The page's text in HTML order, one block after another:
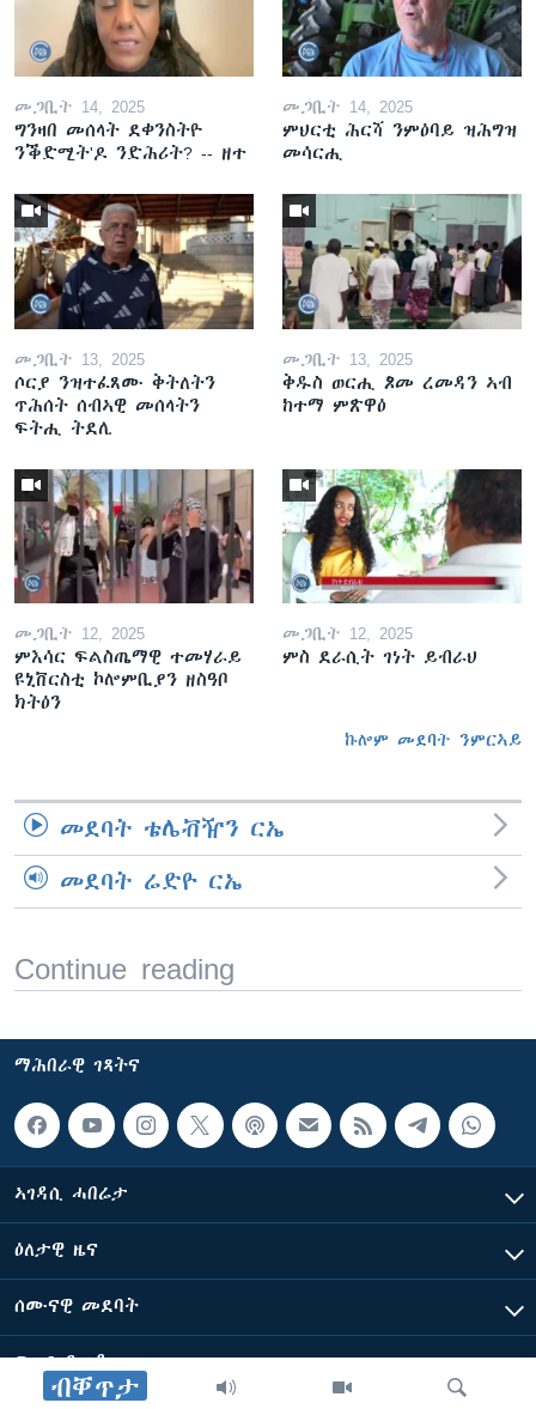
ብቐጥታ
መጋቢት 14, 2025
ግንዛበ መሰላት ደቀንስትዮ
ንቕድሚት'ዶ ንድሕሪት? -- ዘተ
መጋቢት 14, 2025
ምህርቲ ሕርሻ ንምዕባይ ዝሕግዝ
መሳርሒ
መጋቢት 13, 2025
ሶርያ ንዝተፈጸሙ ቅትለትን
ጥሕሰት ሰብኣዊ መሰላትን
ፍትሒ ትደሊ
መጋቢት 13, 2025
ቅዱስ ወርሒ ጾመ ረመዳን ኣብ
ከተማ ምጽዋዕ
መጋቢት 12, 2025
ምእሳር ፍልስጤማዊ ተመሃራይ
ዩኒቨርስቲ ኮሎምቢያን ዘስዓቦ
ክትዕን
መጋቢት 12, 2025
ምስ ደራሲት ገነት ይብራህ
ኩሎም መደባት ንምርኣይ
መደባት ቴሌቭዥን ርኤ
መደባት ሬድዮ ርኤ
Continue reading
ማሕበራዊ ገጻትና
ኣገዳሲ ሓበሬታ
ዕለታዊ ዜና
ሰሙናዊ መደባት
ፍሉይ ዓምዲ